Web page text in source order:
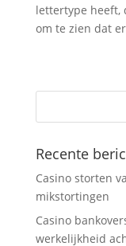
lettertype heeft,
om te zien dat
Recente
Casino storten
mikstortingen
Casino
werkelijkheid